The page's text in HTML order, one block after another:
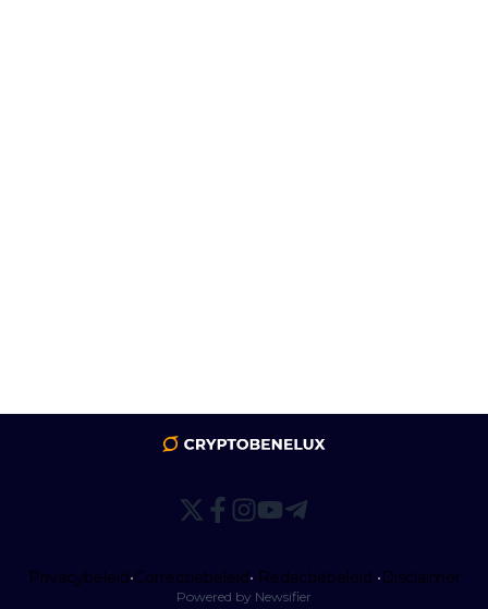
Privacybeleid•Correctiebeleid• Redactiebeleid •Disclaimer
Powered by Newsifier